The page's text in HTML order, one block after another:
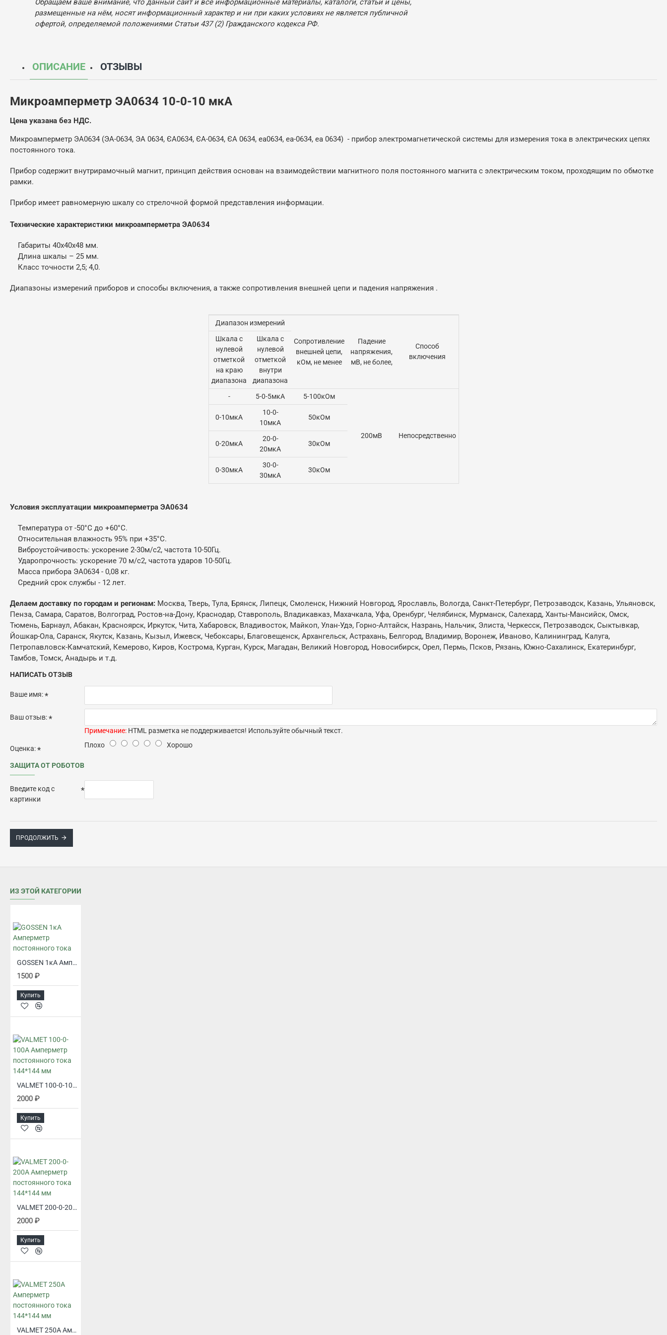
Обращаем ваше внимание, что данный сайт и все информационные материалы, каталоги, статьи и цены,
размещенные на нём, носят информационный характер и ни при каких условиях не является публичной
офертой, определяемой положениями Статьи 437 (2) Гражданского кодекса РФ.
ОПИСАНИЕ ОТЗЫВЫ
Микроамперметр ЭА0634 10-0-10 мкА
Цена указана без НДС.
Микроамперметр ЭА0634 (ЭА-0634, ЭА 0634, ЄА0634, ЄА-0634, ЄА 0634, ea0634, ea-0634, ea 0634) - прибор электромагнетической системы для измерения тока в электрических цепях
постоянного тока.
Прибор содержит внутрирамочный магнит, принцип действия основан на взаимодействии магнитного поля постоянного магнита с электрическим током, проходящим по обмотке
рамки.
Прибор имеет равномерную шкалу со стрелочной формой представления информации.
Технические характеристики микроамперметра ЭА0634
Габариты 40x40x48 мм.
Длина шкалы – 25 мм.
Класс точности 2,5; 4,0.
Диапазоны измерений приборов и способы включения, а также сопротивления внешней цепи и падения напряжения .
Диапазон измерений
Сопротивление
внешней цепи,
кОм, не менее
Падение
напряжения,
мВ, не более,
Способ
включения
Шкала с
нулевой
отметкой
на краю
диапазона
Шкала с
нулевой
отметкой
внутри
диапазона
-
5-0-5мкА 5-100кОм
200мВ Непосредственно
0-10мкА
10-0-
10мкА
50кОм
0-20мкА
20-0-
20мкА
30кОм
0-30мкА
30-0-
30мкА
30кОм
Условия эксплуатации микроамперметра ЭА0634
Температура от -50°С до +60°C.
Относительная влажность 95% при +35°C.
Виброустойчивость: ускорение 2-30м/с2, частота 10-50Гц.
Ударопрочность: ускорение 70 м/с2, частота ударов 10-50Гц.
Масса прибора ЭА0634 - 0,08 кг.
Средний срок службы - 12 лет.
Делаем доставку по городам и регионам: Москва, Тверь, Тула, Брянск, Липецк, Смоленск, Нижний Новгород, Ярославль, Вологда, Санкт-Петербург, Петрозаводск, Казань, Ульяновск,
Пенза, Самара, Саратов, Волгоград, Ростов-на-Дону, Краснодар, Ставрополь, Владикавказ, Махачкала, Уфа, Оренбург, Челябинск, Мурманск, Салехард, Ханты-Мансийск, Омск,
Тюмень, Барнаул, Абакан, Красноярск, Иркутск, Чита, Хабаровск, Владивосток, Майкоп, Улан-Удэ, Горно-Алтайск, Назрань, Нальчик, Элиста, Черкесск, Петрозаводск, Сыктывкар,
Йошкар-Ола, Саранск, Якутск, Казань, Кызыл, Ижевск, Чебоксары, Благовещенск, Архангельск, Астрахань, Белгород, Владимир, Воронеж, Иваново, Калининград, Калуга,
Петропавловск-Камчатский, Кемерово, Киров, Кострома, Курган, Курск, Магадан, Великий Новгород, Новосибирск, Орел, Пермь, Псков, Рязань, Южно-Сахалинск, Екатеринбург,
Тамбов, Томск, Анадырь и т.д.
НАПИСАТЬ ОТЗЫВ
Ваше имя:
Ваш отзыв:
Примечание: HTML разметка не поддерживается! Используйте обычный текст.
Оценка: Плохо Хорошо
ЗАЩИТА ОТ РОБОТОВ
Введите код с
картинки
ПРОДОЛЖИТЬ
ИЗ ЭТОЙ КАТЕГОРИИ
GOSSEN 1кА Амперметр постоянного тока
1500 ₽
Купить
VALMET 100-0-100А Амперметр постоянного тока 144*144 мм
2000 ₽
Купить
VALMET 200-0-200А Амперметр постоянного тока 144*144 мм
2000 ₽
Купить
VALMET 250А Амперметр постоянного тока 144*144 мм